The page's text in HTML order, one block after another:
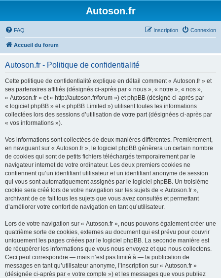
Autoson.fr
FAQ Connexion
Inscription
Accueil du forum
Autoson.fr - Politique de confidentialité
Cette politique de confidentialité explique en détail comment « Autoson.fr » et
ses partenaires affiliés (désignés ci-après par « nous », « notre », « nos »,
« Autoson.fr » et « http://autoson.fr/forum ») et phpBB (désigné ci-après par
« logiciel phpBB » et « phpBB Limited ») utilisent toutes les informations
collectées lors des sessions d’utilisation de votre part (désignées ci-après par
« vos informations »).
Vos informations sont collectées de deux manières différentes. Premièrement,
en naviguant sur « Autoson.fr », le logiciel phpBB génèrera un certain nombre
de cookies qui sont de petits fichiers téléchargés temporairement par le
navigateur internet de votre ordinateur. Les deux premiers cookies ne
contiennent qu’un identifiant utilisateur et un identifiant anonyme de session
qui vous sont automatiquement assignés par le logiciel phpBB. Un troisième
cookie sera créé lors de votre navigation sur les sujets de « Autoson.fr »,
archivant de ce fait tous les sujets que vous avez consultés et permettant
d’améliorer votre confort de navigation en tant qu’utilisateur.
Lors de votre navigation sur « Autoson.fr », nous pouvons également créer une
quatrième sorte de cookies, externes au document qui est prévu pour couvrir
uniquement les pages créées par le logiciel phpBB. La seconde manière est
de récupérer les informations que vous nous envoyez et que nous collectons.
Ceci peut correspondre — mais n’est pas limité à — la publication de
messages en tant qu’utilisateur anonyme, l’inscription sur « Autoson.fr »
(désignée ci-après par « votre compte ») et les messages que vous publiez